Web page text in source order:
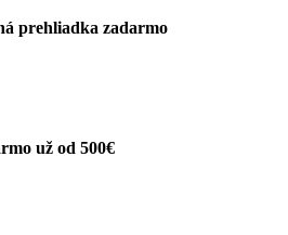
prehliadka zadarmo
už od 500€